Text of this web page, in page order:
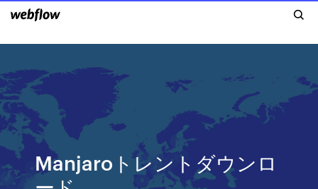
Manjaroトレントダウンロ